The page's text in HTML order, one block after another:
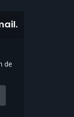
de